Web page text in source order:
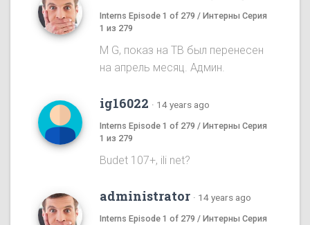
Interns Episode 1 of 279 / Интерны Серия
1 из 279
M G, показ на ТВ был перенесен
на апрель месяц. Админ.
ig16022 · 14 years ago
Interns Episode 1 of 279 / Интерны Серия
1 из 279
Budet 107+, ili net?
administrator · 14 years ago
Interns Episode 1 of 279 / Интерны Серия